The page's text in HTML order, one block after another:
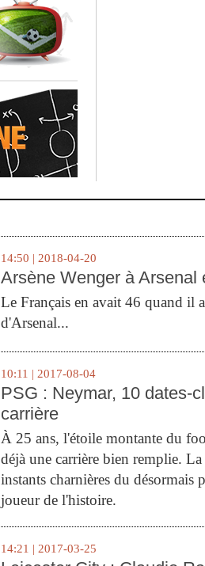
14:50 | 2018-04-20
Arsène Wenger à Arsenal
Le Français en avait 46 quand il
d'Arsenal...
10:11 | 2017-08-04
PSG : Neymar, 10 dates-
carrière
À 25 ans, l'étoile montante du
déjà une carrière bien remplie.
instants charnières du désormais
joueur de l'histoire.
14:21 | 2017-03-25